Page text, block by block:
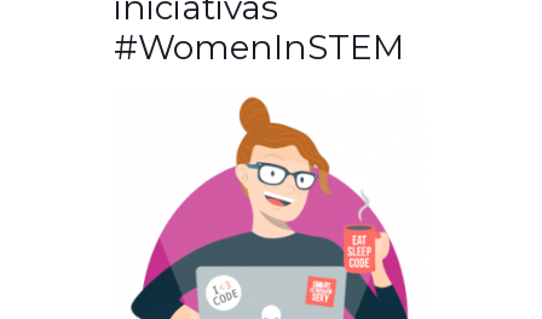
#WomenInSTEM